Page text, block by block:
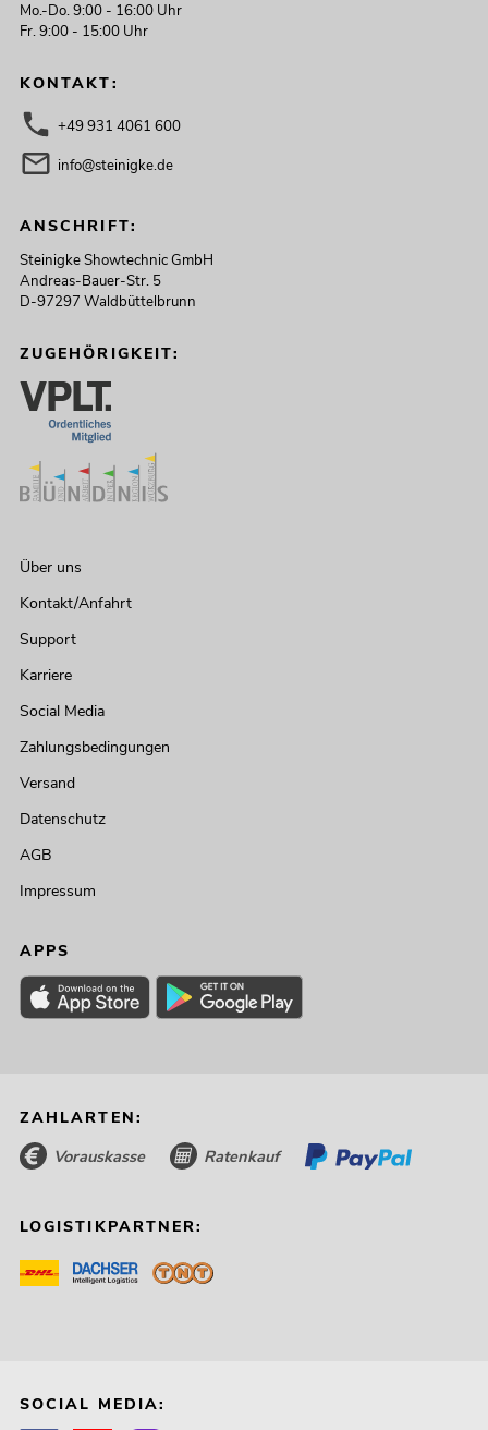
Mo.-Do. 9:00 - 16:00 Uhr
Fr. 9:00 - 15:00 Uhr
KONTAKT:
+49 931 4061 600
info@steinigke.de
ANSCHRIFT:
Steinigke Showtechnic GmbH
Andreas-Bauer-Str. 5
D-97297 Waldbüttelbrunn
ZUGEHÖRIGKEIT:
Über uns
Kontakt/Anfahrt
Support
Karriere
Social Media
Zahlungsbedingungen
Versand
Datenschutz
AGB
Impressum
APPS
ZAHLARTEN:
Vorauskasse Ratenkauf
LOGISTIKPARTNER:
SOCIAL MEDIA: